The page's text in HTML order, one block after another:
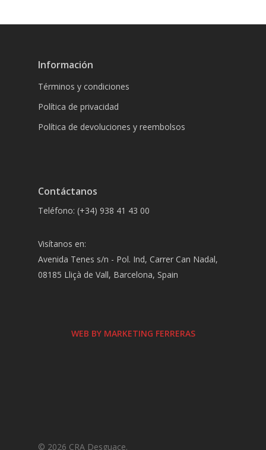
Información
Términos y condiciones
Política de privacidad
Política de devoluciones y reembolsos
Contáctanos
Teléfono: (+34) 938 41 43 00
Visítanos en:
Avenida Tenes s/n - Pol. Ind, Carrer Can Nadal,
08185 Lliçà de Vall, Barcelona, Spain
WEB BY MARKETING FERRERAS
© 2026 CRA Desguace.